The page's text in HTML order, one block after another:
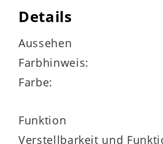
Lyocell-Jerseybezug
Mischgewebe aus 53 %
Lyocell
versteppt mit 400 g / m²
rundum mit Klimaband
Details
Aussehen
Farbhinweis:
Farbe:
Funktion
Verstellbarkeit und